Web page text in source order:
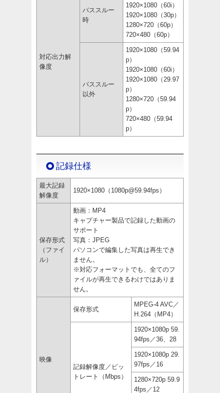
対応出力解
像度
パススルー
時
1920×1080（60i）
1920×1080（30p）
1280×720（60p）
720×480（60p）
パススルー
以外
1920×1080（59.94
p）
1920×1080（60i）
1920×1080（29.97
p）
1280×720（59.94
p）
720×480（59.94
p）
記録仕様
最大記録
解像度
1920×1080（1080p@59.94fps）
保存形式
（ファイ
ル）
動画：MP4
キャプチャー製品で記録した動画の
サポート
写真：JPEG
パソコンで編集した写真は再生でき
ません。
※対応フォーマットでも、全てのフ
ァイルが再生できるわけではありま
せん。
映像
保存形式
MPEG-4 AVC／
H.264（MP4）
記録解像度／ビッ
トレート（Mbps）
1920×1080p 59.
94fps／36、28
1920×1080p 29.
97fps／16
1280×720p 59.9
4fps／12